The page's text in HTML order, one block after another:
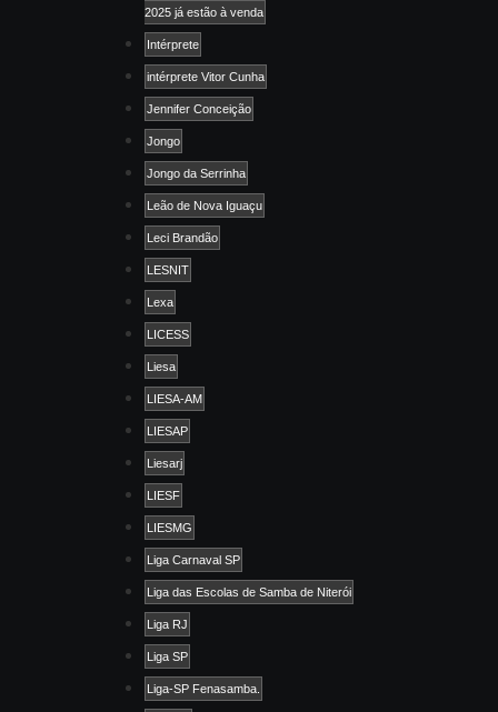
2025 já estão à venda
Intérprete
intérprete Vitor Cunha
Jennifer Conceição
Jongo
Jongo da Serrinha
Leão de Nova Iguaçu
Leci Brandão
LESNIT
Lexa
LICESS
Liesa
LIESA-AM
LIESAP
Liesarj
LIESF
LIESMG
Liga Carnaval SP
Liga das Escolas de Samba de Niterói
Liga RJ
Liga SP
Liga-SP Fenasamba.